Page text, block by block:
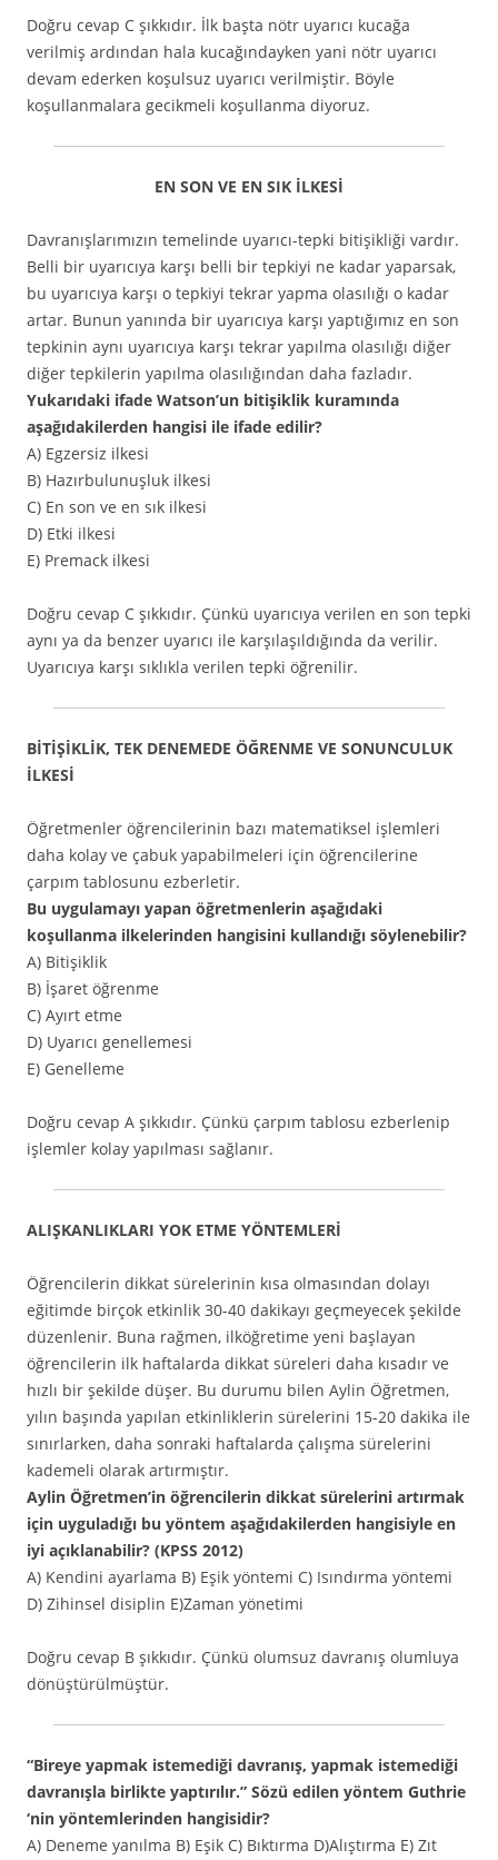
Doğru cevap C şıkkıdır. İlk başta nötr uyarıcı kucağa
verilmiş ardından hala kucağındayken yani nötr uyarıcı
devam ederken koşulsuz uyarıcı verilmiştir. Böyle
koşullanmalara gecikmeli koşullanma diyoruz.
EN SON VE EN SIK İLKESİ
Davranışlarımızın temelinde uyarıcı-tepki bitişikliği vardır.
Belli bir uyarıcıya karşı belli bir tepkiyi ne kadar yaparsak,
bu uyarıcıya karşı o tepkiyi tekrar yapma olasılığı o kadar
artar. Bunun yanında bir uyarıcıya karşı yaptığımız en son
tepkinin aynı uyarıcıya karşı tekrar yapılma olasılığı diğer
diğer tepkilerin yapılma olasılığından daha fazladır.
Yukarıdaki ifade Watson’un bitişiklik kuramında
aşağıdakilerden hangisi ile ifade edilir?
A) Egzersiz ilkesi
B) Hazırbulunuşluk ilkesi
C) En son ve en sık ilkesi
D) Etki ilkesi
E) Premack ilkesi
Doğru cevap C şıkkıdır. Çünkü uyarıcıya verilen en son tepki
aynı ya da benzer uyarıcı ile karşılaşıldığında da verilir.
Uyarıcıya karşı sıklıkla verilen tepki öğrenilir.
BİTİŞİKLİK, TEK DENEMEDE ÖĞRENME VE SONUNCULUK
İLKESİ
Öğretmenler öğrencilerinin bazı matematiksel işlemleri
daha kolay ve çabuk yapabilmeleri için öğrencilerine
çarpım tablosunu ezberletir.
Bu uygulamayı yapan öğretmenlerin aşağıdaki
koşullanma ilkelerinden hangisini kullandığı söylenebilir?
A) Bitişiklik
B) İşaret öğrenme
C) Ayırt etme
D) Uyarıcı genellemesi
E) Genelleme
Doğru cevap A şıkkıdır. Çünkü çarpım tablosu ezberlenip
işlemler kolay yapılması sağlanır.
ALIŞKANLIKLARI YOK ETME YÖNTEMLERİ
Öğrencilerin dikkat sürelerinin kısa olmasından dolayı
eğitimde birçok etkinlik 30-40 dakikayı geçmeyecek şekilde
düzenlenir. Buna rağmen, ilköğretime yeni başlayan
öğrencilerin ilk haftalarda dikkat süreleri daha kısadır ve
hızlı bir şekilde düşer. Bu durumu bilen Aylin Öğretmen,
yılın başında yapılan etkinliklerin sürelerini 15-20 dakika ile
sınırlarken, daha sonraki haftalarda çalışma sürelerini
kademeli olarak artırmıştır.
Aylin Öğretmen’in öğrencilerin dikkat sürelerini artırmak
için uyguladığı bu yöntem aşağıdakilerden hangisiyle en
iyi açıklanabilir? (KPSS 2012)
A) Kendini ayarlama B) Eşik yöntemi C) Isındırma yöntemi
D) Zihinsel disiplin E)Zaman yönetimi
Doğru cevap B şıkkıdır. Çünkü olumsuz davranış olumluya
dönüştürülmüştür.
“Bireye yapmak istemediği davranış, yapmak istemediği
davranışla birlikte yaptırılır.” Sözü edilen yöntem Guthrie
‘nin yöntemlerinden hangisidir?
A) Deneme yanılma B) Eşik C) Bıktırma D)Alıştırma E) Zıt